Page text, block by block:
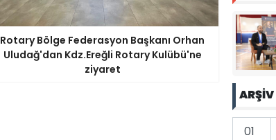
Rotary Bölge Federasyon Başkanı Orhan
Uludağ'dan Kdz.Ereğli Rotary Kulübü'ne
ziyaret
ARŞİV